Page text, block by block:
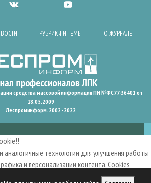
РУБРИКИ И ТЕМЫ О ЖУРНАЛЕ
средства массовой информации ПИ №ФС77-36401 от
28.05.2009
Леспроминформ. 2002 - 2022
аналогичные технологии для улучшения работы
и персонализации контента. Cookies